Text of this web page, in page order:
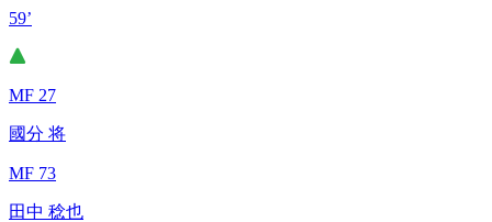
59’
MF 27
國分 将
MF 73
田中 稔也